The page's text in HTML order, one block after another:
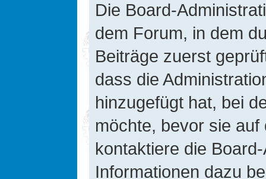
Die Board-
dem Forum, in dem
Beiträge zuerst
dass die
hinzugefügt hat, bei
möchte, bevor sie
kontaktiere die
Informationen dazu